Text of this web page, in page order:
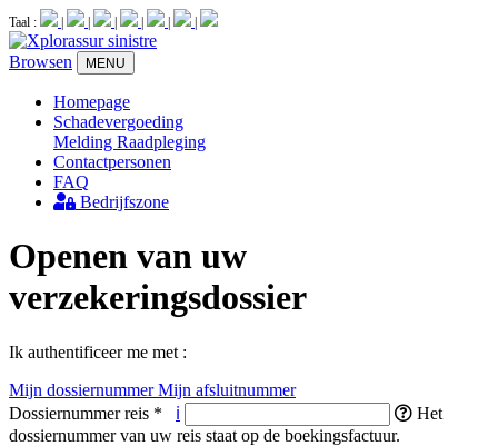
Taal :
Browsen MENU
Homepage
Schadevergoeding
Melding Raadpleging
Contactpersonen
FAQ
Bedrijfszone
Openen van uw
verzekeringsdossier
Ik authentificeer me met :
Mijn dossiernummerMijn afsluitnummer
Dossiernummer reis * ℹ
Het
dossiernummer van uw reis staat op de boekingsfactuur.